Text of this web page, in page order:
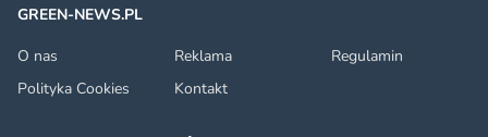
GREEN-NEWS.PL
O nas
Reklama
Regulamin
Polityka Cookies
Kontakt